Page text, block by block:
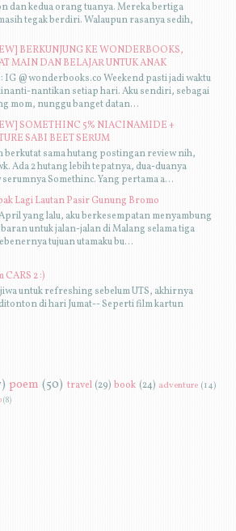
dan kedua orang tuanya. Mereka bertiga
tegak berdiri. Walaupun rasanya sedih,
BERKUNJUNG KE WONDERBOOKS,
MAIN DAN BELAJAR UNTUK ANAK
IG @wonderbooks.co Weekend pasti jadi waktu
nantikan setiap hari. Aku sendiri, sebagai
mom, nunggu banget datan...
SOMETHINC 5% NIACINAMIDE +
SABI BEET SERUM
berkutat sama hutang postingan review nih,
Ada 2 hutang lebih tepatnya, dua-duanya
serumnya Somethinc. Yang pertama a...
Lagi Lautan Pasir Gunung Bromo
yang lalu, aku berkesempatan menyambung
untuk jalan-jalan di Malang selama tiga
tujuan utamaku bu...
2 :)
untuk refreshing sebelum UTS, akhirnya
di hari Jumat-- Seperti film kartun
poem (50) travel (29) book (24) adventure (14)
(8)